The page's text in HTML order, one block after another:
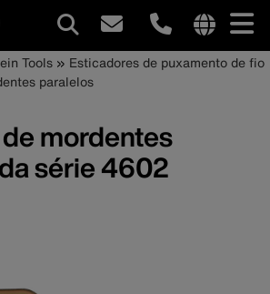
site
Tools
Esticadores de puxamento de fio
paralelos
mordentes
série 4602